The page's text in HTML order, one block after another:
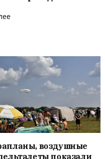
воздушные
показали